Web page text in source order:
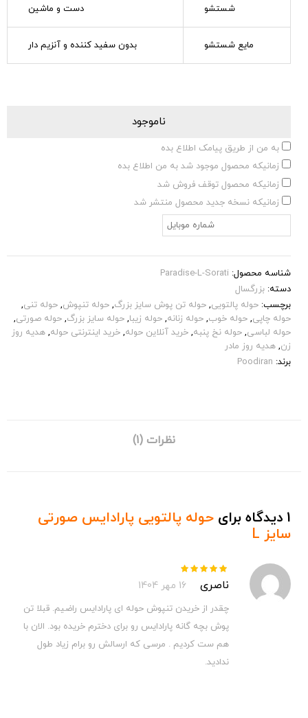
شستشو دست و ماشین
مایع شستشو بدون سفید کننده و آنزیم دار
ناموجود
به من از طریق پیامک اطلاع بده
زمانیکه محصول موجود شد به من اطلاع بده
زمانیکه محصول توقف فروش شد
زمانیکه نسخه جدید محصول منتشر شد
شناسه محصول: Paradise-L-Sorati
دسته: بزرگسال
برچسب: حوله پالتویی, حوله تن پوش سایز بزرگ, حوله تنپوش, حوله تنی,
حوله چاپی, حوله خوب, حوله زنانه, حوله زیبا, حوله سایز بزرگ, حوله صورتی,
حوله لباسی, حوله نخ پنبه, خرید آنلاین حوله, خرید اینترنتی حوله, هدیه روز
زن, هدیه روز مادر
برند: Poodiran
نظرات (1)
1 دیدگاه برای
حوله پالتویی پارادایس صورتی
سایز L
نمره
ناصری 16 مهر 1404
چقدر از خریدن تنپوش حوله ای پارادایس راضیم. قبلا تن
پوش بچه گانه پارادایس رو برای دخترم خریده بود. الان با
هم ست کردیم . مرسی که ارسالش رو برام زیاد طول
ندادید.